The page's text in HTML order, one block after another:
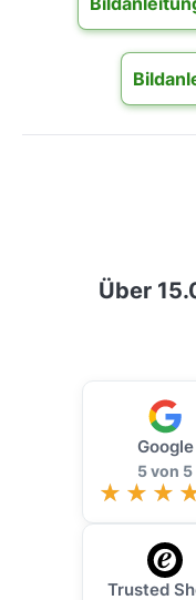
Über
Google
5 von 5
Trusted